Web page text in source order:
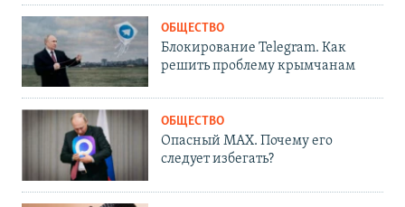
ОБЩЕСТВО
Блокирование Telegram. Как
решить проблему крымчанам
ОБЩЕСТВО
Опасный MAX. Почему его
следует избегать?